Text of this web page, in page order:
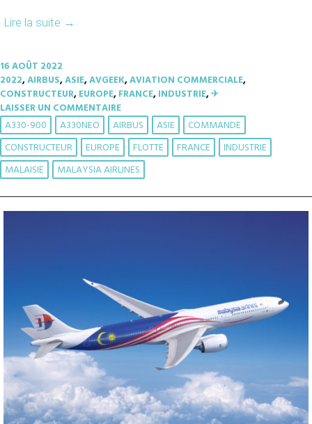
Lire la suite →
16 AOÛT 2022
2022,AIRBUS,ASIE,AVGEEK,AVIATION COMMERCIALE,
CONSTRUCTEUR,EUROPE,FRANCE,INDUSTRIE,✈︎
LAISSER UN COMMENTAIRE
A330-900 A330NEO AIRBUS ASIE
COMMANDE
CONSTRUCTEUR
EUROPE FLOTTE FRANCE
INDUSTRIE
MALAISIE
MALAYSIA AIRLINES